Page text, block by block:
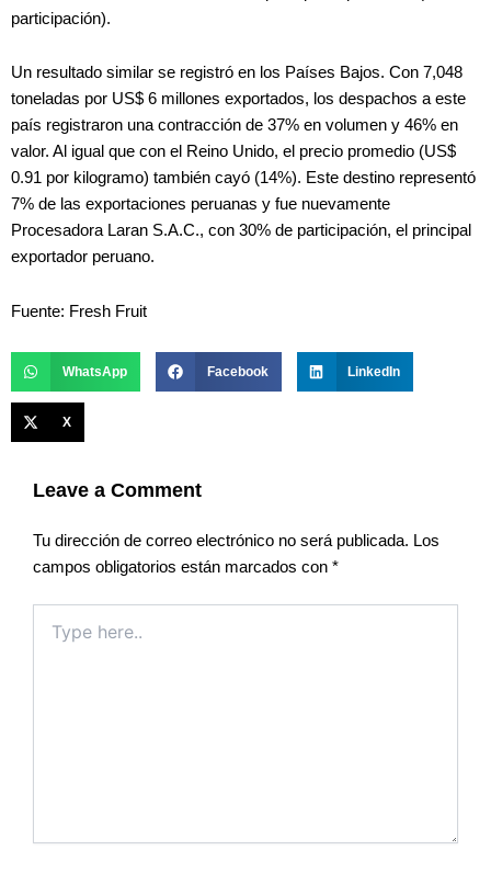
participación).
Un resultado similar se registró en los Países Bajos. Con 7,048
toneladas por US$ 6 millones exportados, los despachos a este
país registraron una contracción de 37% en volumen y 46% en
valor. Al igual que con el Reino Unido, el precio promedio (US$
0.91 por kilogramo) también cayó (14%). Este destino representó
7% de las exportaciones peruanas y fue nuevamente
Procesadora Laran S.A.C., con 30% de participación, el principal
exportador peruano.
Fuente: Fresh Fruit
WhatsApp Facebook LinkedIn
X
Leave a Comment
Tu dirección de correo electrónico no será publicada. Los
campos obligatorios están marcados con *
here..